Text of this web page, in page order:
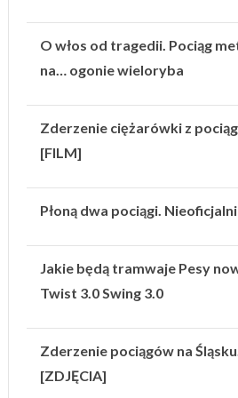
O włos od tragedii. Pociąg
na… ogonie wieloryba
Zderzenie ciężarówki z
[FILM]
Płoną dwa pociągi.
Jakie będą tramwaje Pesy
Twist 3.0 Swing 3.0
Zderzenie pociągów na
[ZDJĘCIA]